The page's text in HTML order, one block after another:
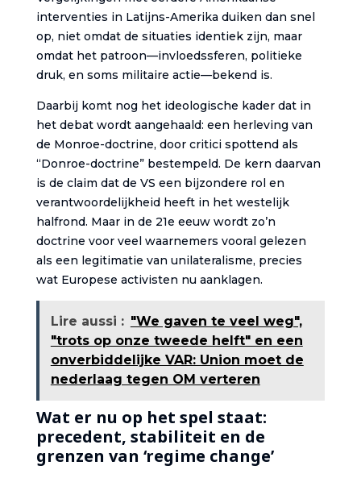
interventies in Latijns-Amerika duiken dan snel
op, niet omdat de situaties identiek zijn, maar
omdat het patroon—invloedssferen, politieke
druk, en soms militaire actie—bekend is.
Daarbij komt nog het ideologische kader dat in
het debat wordt aangehaald: een herleving van
de Monroe-doctrine, door critici spottend als
“Donroe-doctrine” bestempeld. De kern daarvan
is de claim dat de VS een bijzondere rol en
verantwoordelijkheid heeft in het westelijk
halfrond. Maar in de 21e eeuw wordt zo’n
doctrine voor veel waarnemers vooral gelezen
als een legitimatie van unilateralisme, precies
wat Europese activisten nu aanklagen.
Lire aussi : "We gaven te veel weg",
"trots op onze tweede helft" en een
onverbiddelijke VAR: Union moet de
nederlaag tegen OM verteren
Wat er nu op het spel staat:
precedent, stabiliteit en de
grenzen van ‘regime change’